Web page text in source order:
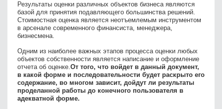
Результаты оценки различных объектов бизнеса являются
базой для принятия подавляющего большинства решений.
Стоимостная оценка является неотъемлемым инструментом
в арсенале современного финансиста, менеджера,
бизнесмена.
Одним из наиболее важных этапов процесса оценки любых
объектов собственности является написание и оформление
отчета об оценке.От того, что войдет в данный документ,
в какой форме и последовательности будет раскрыто его
содержание, во многом зависит, дойдут ли результаты
проделанной работы до конечного пользователя в
адекватной форме.